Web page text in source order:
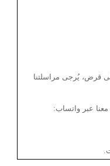
قرض، يُرجى مراسلتنا
عبر واتساب: